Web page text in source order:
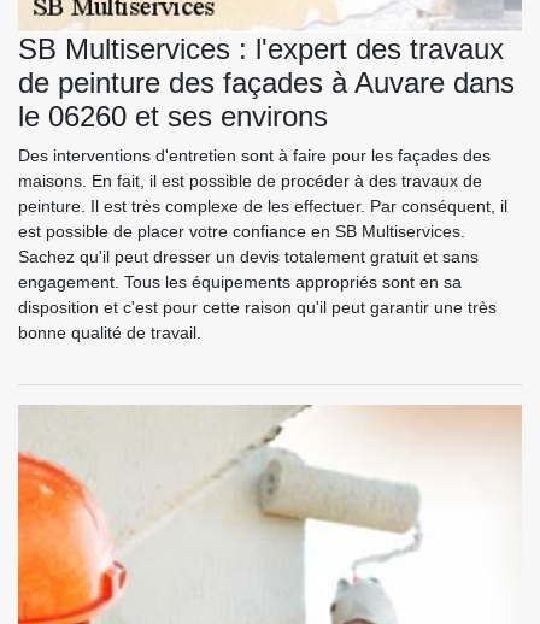
SB Multiservices : l'expert des travaux
de peinture des façades à Auvare dans
le 06260 et ses environs
Des interventions d'entretien sont à faire pour les façades des
maisons. En fait, il est possible de procéder à des travaux de
peinture. Il est très complexe de les effectuer. Par conséquent, il
est possible de placer votre confiance en SB Multiservices.
Sachez qu'il peut dresser un devis totalement gratuit et sans
engagement. Tous les équipements appropriés sont en sa
disposition et c'est pour cette raison qu'il peut garantir une très
bonne qualité de travail.